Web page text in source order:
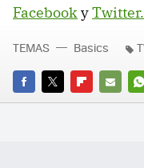
FacebookyTwitter.
FACEBOOK
TWITTERFLIPBOARD
E-
TEMAS Basics